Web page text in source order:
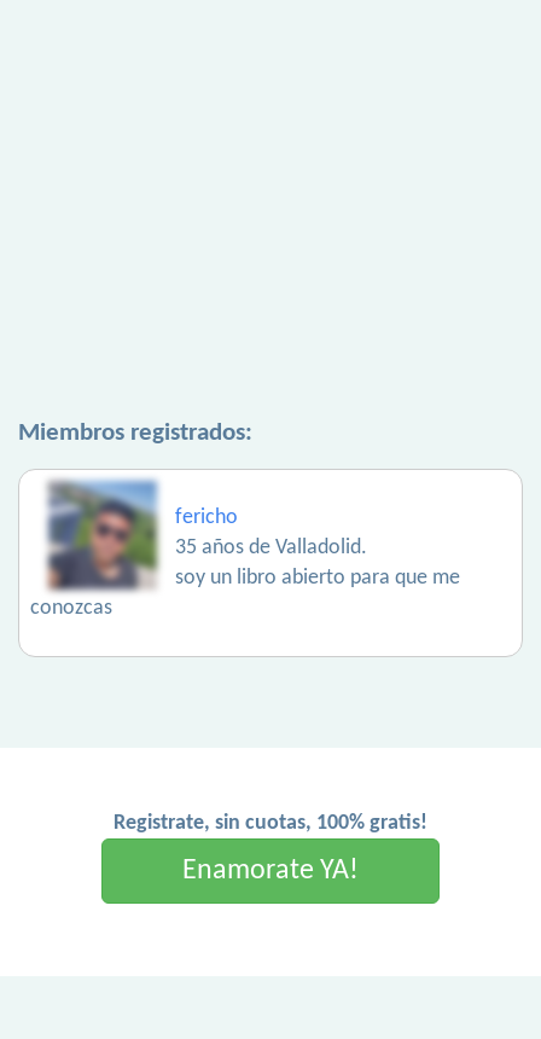
Miembros registrados:
fericho
35 años de Valladolid.
soy un libro abierto para que me
conozcas
Registrate, sin cuotas, 100% gratis!
Enamorate YA!